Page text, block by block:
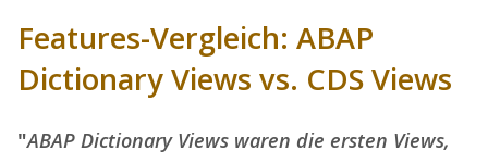
Features-Vergleich: ABAP
Dictionary Views vs. CDS Views
"ABAP Dictionary Views waren die ersten Views,